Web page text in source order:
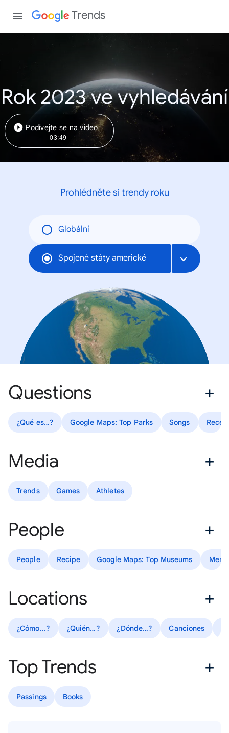
Trends
Rok 2023 ve vyhledávání
Podívejte se na video
03:49
Prohlédněte si trendy roku
Globální
Spojené státy americké
Questions
¿Qué es…? Google Maps: Top Parks Songs
Media
Trends Games Athletes
People
People Recipe Google Maps: Top Museums Meme
Locations
¿Cómo...? ¿Quién…? ¿Dónde…? Canciones
Top Trends
Passings Books